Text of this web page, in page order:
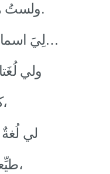
ولستُ هناك، ولستُ هنا.
لِيَ اسمان يلتقيان ويفترقان…
ولي
كنتَ أحلَمُ،
لي لُغةٌ
طيِّعةُ المفردات،